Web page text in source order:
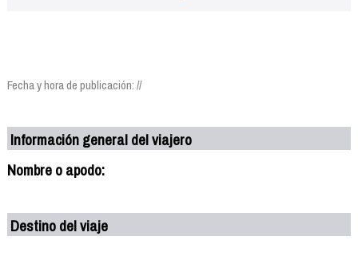
Fecha y hora de publicación: //
Información general del viajero
Nombre o apodo:
Destino del viaje